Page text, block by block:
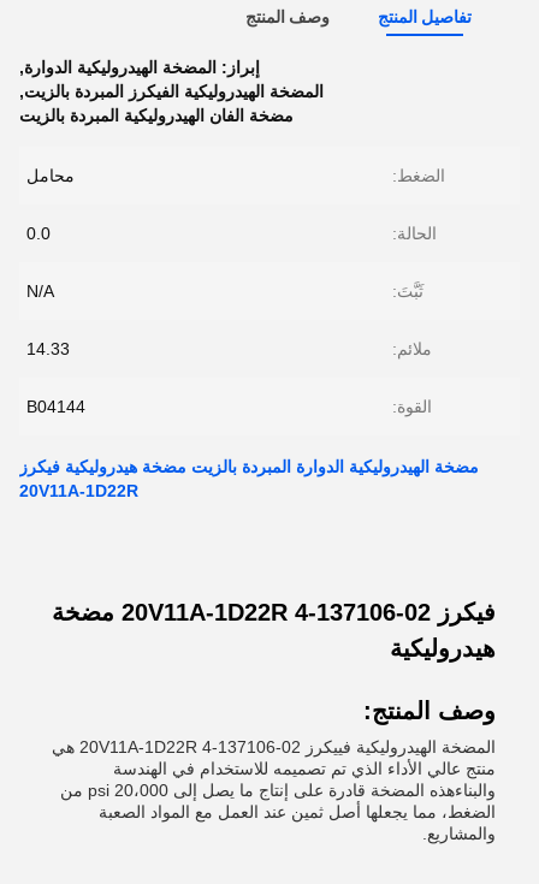
تفاصيل المنتج وصف المنتج
إبراز: المضخة الهيدروليكية الدوارة,
المضخة الهيدروليكية الفيكرز المبردة بالزيت,
مضخة الفان الهيدروليكية المبردة بالزيت
الضغط: محامل
الحالة: 0.0
ثَبَّتَ: N/A
ملائم: 14.33
القوة: B04144
مضخة الهيدروليكية الدوارة المبردة بالزيت مضخة هيدروليكية فيكرز
20V11A-1D22R
فيكرز 02-137106-4 20V11A-1D22R مضخة
هيدروليكية
وصف المنتج:
المضخة الهيدروليكية فييكرز 02-137106-4 20V11A-1D22R هي
منتج عالي الأداء الذي تم تصميمه للاستخدام في الهندسة
والبناءهذه المضخة قادرة على إنتاج ما يصل إلى 20،000 psi من
الضغط، مما يجعلها أصل ثمين عند العمل مع المواد الصعبة
والمشاريع.